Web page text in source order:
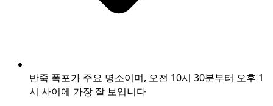
반죽 폭포가 주요 명소이며, 오전 10시 30분부터 오후 1
시 사이에 가장 잘 보입니다